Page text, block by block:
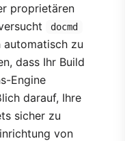
proprietären
docmd
automatisch zu
dass Ihr Build
Engine
darauf, Ihre
sicher zu
von